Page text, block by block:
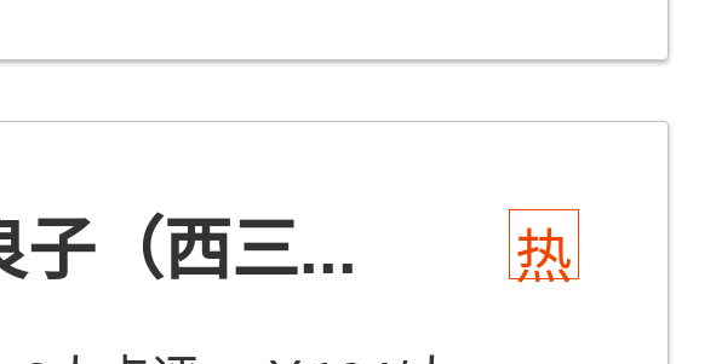
子（西三... 热